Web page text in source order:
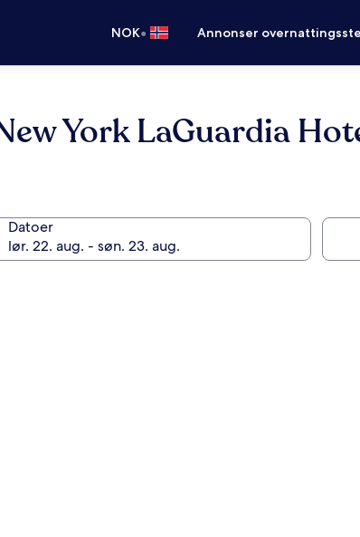
NOK• Annonser
York LaGuardia
Datoer